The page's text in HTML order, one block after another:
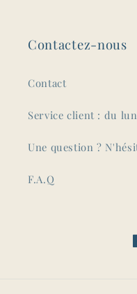
Contactez-nous
Contact
Service client : du
Une question ?
F.A.Q